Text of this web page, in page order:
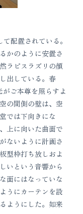
配置されている。
かのように安置さ
ラピスラズリの顔
出している。春
ご本尊を照らすよ
の間側の壁は、空
では下向きにな
上に向いた曲面で
ないように計画さ
型枠打ち放しおよ
いという音響から
面にはなっていな
うにカーテンを設
ようにした。如来